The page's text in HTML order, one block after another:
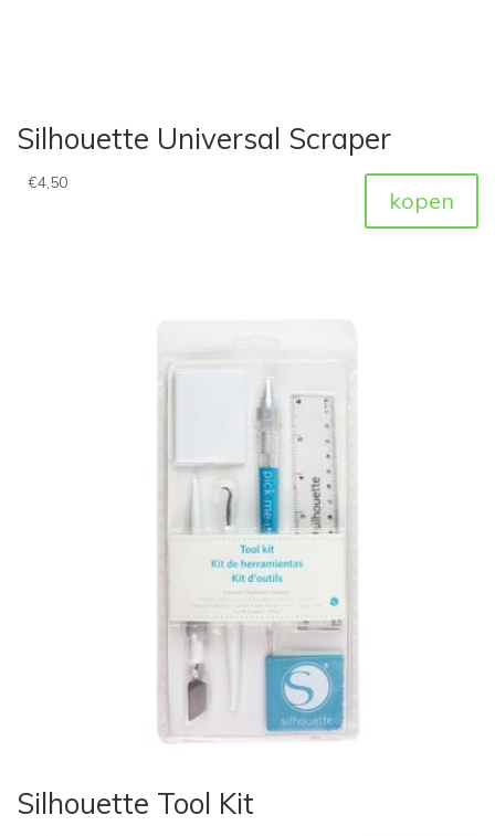
Silhouette Universal Scraper
€4,50
kopen
Silhouette Tool Kit